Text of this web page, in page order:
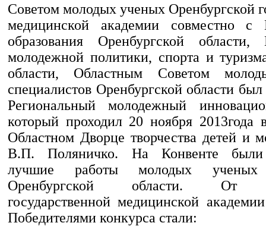
Советом молодых ученых Оренбургской
медицинской академии совместно с
образования Оренбургской области,
молодежной политики, спорта и
области, Областным Советом
специалистов Оренбургской области
Региональный молодежный
который проходил 20 ноября 2013года
Областном Дворце творчества детей и
В.П. Поляничко. На Конвенте были
лучшие работы молодых
Оренбургской области. От
государственной медицинской
Победителями конкурса стали: